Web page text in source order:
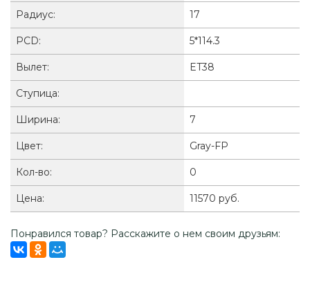
Радиус: 17
PCD: 5*114.3
Вылет: ET38
Ступица:
Ширина: 7
Цвет: Gray-FP
Кол-во: 0
Цена: 11570 руб.
Понравился товар? Расскажите о нем своим друзьям: